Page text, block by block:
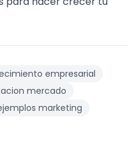
empresarial
mercado
marketing